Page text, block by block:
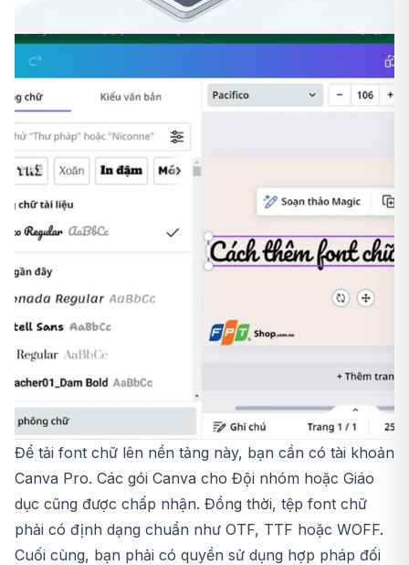
Để tải font chữ lên nền tảng này, bạn cần có tài khoản
Canva Pro. Các gói Canva cho Đội nhóm hoặc Giáo
dục cũng được chấp nhận. Đồng thời, tệp font chữ
phải có định dạng chuẩn như OTF, TTF hoặc WOFF.
Cuối cùng, bạn phải có quyền sử dụng hợp pháp đối